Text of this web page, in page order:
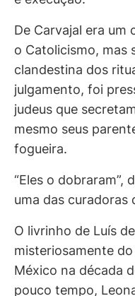
De Carvajal era
o Catolicismo, mas
clandestina dos
julgamento, foi
judeus que
mesmo seus
fogueira.
“Eles o dobraram”,
uma das curadoras
O livrinho de Luís
misteriosamente
México na década
pouco tempo,